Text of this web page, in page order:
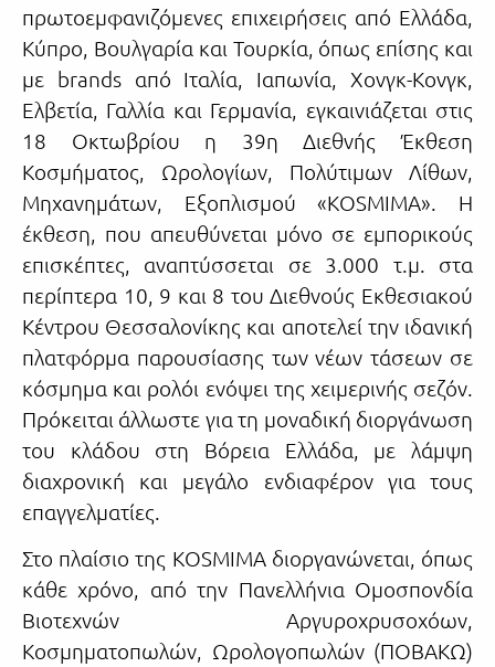
πρωτοεμφανιζόμενες επιχειρήσεις από Ελλάδα,
Κύπρο, Βουλγαρία και Τουρκία, όπως επίσης και
με brands από Ιταλία, Ιαπωνία, Χονγκ-Κονγκ,
Ελβετία, Γαλλία και Γερμανία, εγκαινιάζεται στις
18 Οκτωβρίου η 39η Διεθνής Έκθεση
Κοσμήματος, Ωρολογίων, Πολύτιμων Λίθων,
Μηχανημάτων, Εξοπλισμού «KOSMIMA». Η
έκθεση, που απευθύνεται μόνο σε εμπορικούς
επισκέπτες, αναπτύσσεται σε 3.000 τ.μ. στα
περίπτερα 10, 9 και 8 του Διεθνούς Εκθεσιακού
Κέντρου Θεσσαλονίκης και αποτελεί την ιδανική
πλατφόρμα παρουσίασης των νέων τάσεων σε
κόσμημα και ρολόι ενόψει της χειμερινής σεζόν.
Πρόκειται άλλωστε για τη μοναδική διοργάνωση
του κλάδου στη Βόρεια Ελλάδα, με λάμψη
διαχρονική και μεγάλο ενδιαφέρον για τους
επαγγελματίες.
Στο πλαίσιο της KOSMIMA διοργανώνεται, όπως
κάθε χρόνο, από την Πανελλήνια Ομοσπονδία
Βιοτεχνών Αργυροχρυσοχόων,
Κοσμηματοπωλών, Ωρολογοπωλών (ΠΟΒΑΚΩ)